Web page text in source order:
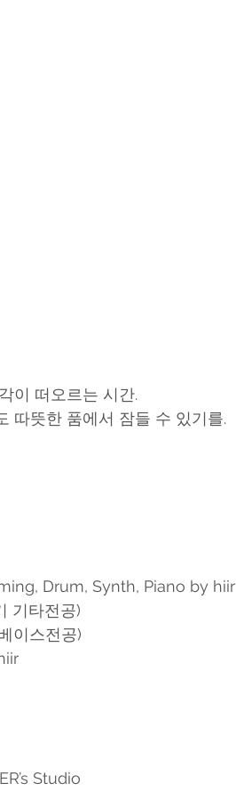
이 떠오르는 시간.
따뜻한 품에서 잠들 수 있기를.
Drum, Synth, Piano by hiir
기타전공)
이스전공)
Studio